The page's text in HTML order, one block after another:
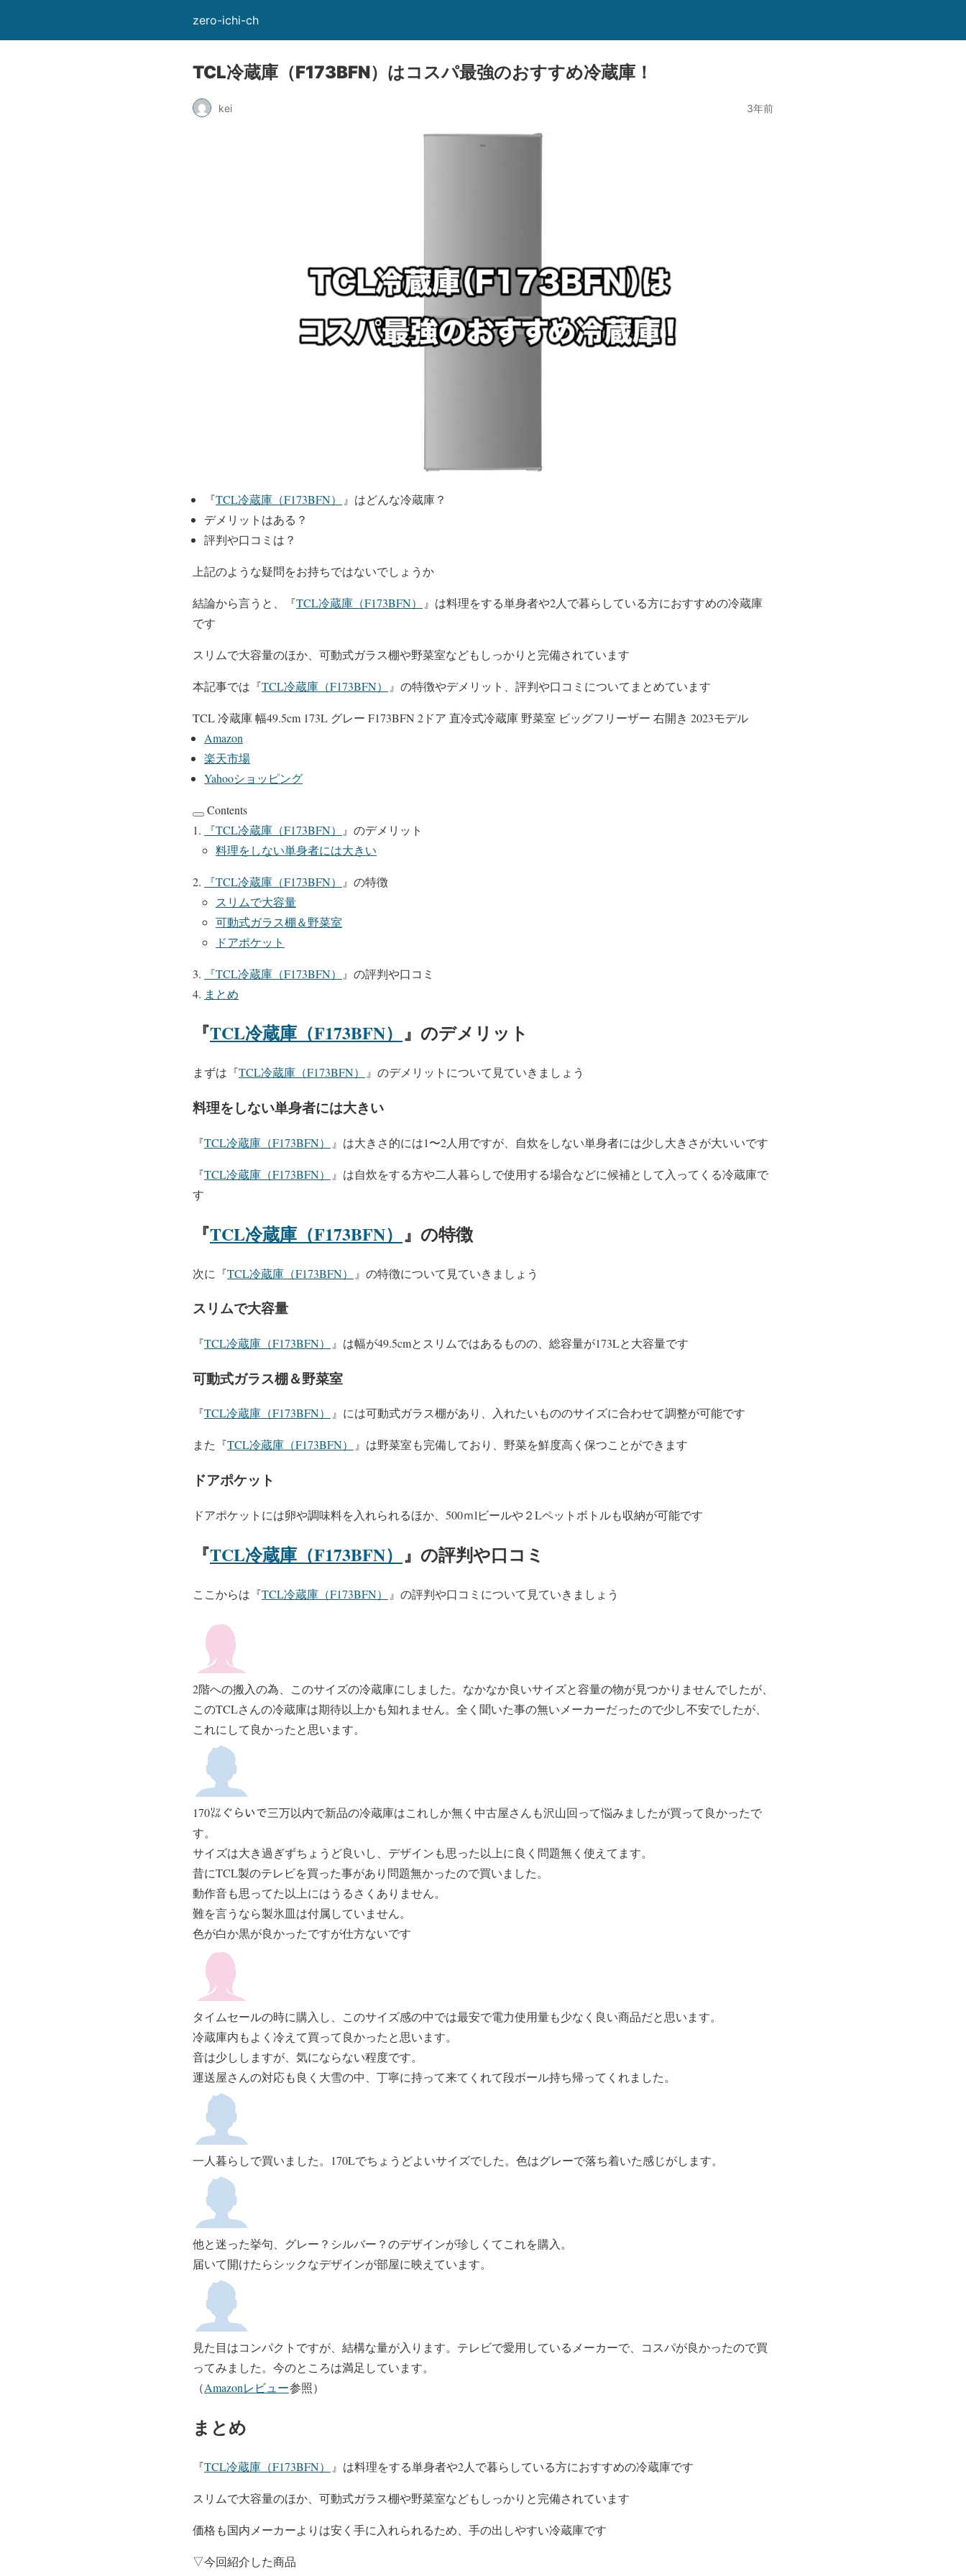
zero-ichi-ch
TCL冷蔵庫（F173BFN）はコスパ最強のおすすめ冷蔵庫！
kei 3年前
『TCL冷蔵庫（F173BFN）
』はどんな冷蔵庫？
デメリットはある？
評判や口コミは？
上記のような疑問をお持ちではないでしょうか
結論から言うと、『TCL冷蔵庫（F173BFN）
』は料理をする単身者や2人で暮らしている方におすすめの冷蔵庫
です
スリムで大容量のほか、可動式ガラス棚や野菜室などもしっかりと完備されています
本記事では『TCL冷蔵庫（F173BFN） 』の特徴やデメリット、評判や口コミについてまとめています
TCL 冷蔵庫 幅49.5cm 173L グレー F173BFN 2ドア 直冷式冷蔵庫 野菜室 ビッグフリーザー 右開き 2023モデル
Amazon
楽天市場
Yahooショッピング
Contents
『TCL冷蔵庫（F173BFN）
』のデメリット
料理をしない単身者には大きい
『TCL冷蔵庫（F173BFN）
』の特徴
スリムで大容量
可動式ガラス棚＆野菜室
ドアポケット
『TCL冷蔵庫（F173BFN）
』の評判や口コミ
まとめ
『TCL冷蔵庫（F173BFN） 』のデメリット
まずは『TCL冷蔵庫（F173BFN） 』のデメリットについて見ていきましょう
料理をしない単身者には大きい
『TCL冷蔵庫（F173BFN） 』は大きさ的には1〜2人用ですが、自炊をしない単身者には少し大きさが大いいです
『TCL冷蔵庫（F173BFN）
』は自炊をする方や二人暮らしで使用する場合などに候補として入ってくる冷蔵庫で
す
『TCL冷蔵庫（F173BFN） 』の特徴
次に『TCL冷蔵庫（F173BFN） 』の特徴について見ていきましょう
スリムで大容量
『TCL冷蔵庫（F173BFN） 』は幅が49.5cmとスリムではあるものの、総容量が173Lと大容量です
可動式ガラス棚＆野菜室
『TCL冷蔵庫（F173BFN） 』には可動式ガラス棚があり、入れたいもののサイズに合わせて調整が可能です
また『TCL冷蔵庫（F173BFN） 』は野菜室も完備しており、野菜を鮮度高く保つことができます
ドアポケット
ドアポケットには卵や調味料を入れられるほか、500ｍlビールや２Lペットボトルも収納が可能です
『TCL冷蔵庫（F173BFN） 』の評判や口コミ
ここからは『TCL冷蔵庫（F173BFN） 』の評判や口コミについて見ていきましょう
2階への搬入の為、このサイズの冷蔵庫にしました。なかなか良いサイズと容量の物が見つかりませんでしたが、
このTCLさんの冷蔵庫は期待以上かも知れません。全く聞いた事の無いメーカーだったので少し不安でしたが、
これにして良かったと思います。
170㍑ぐらいで三万以内で新品の冷蔵庫はこれしか無く中古屋さんも沢山回って悩みましたが買って良かったで
す。
サイズは大き過ぎずちょうど良いし、デザインも思った以上に良く問題無く使えてます。
昔にTCL製のテレビを買った事があり問題無かったので買いました。
動作音も思ってた以上にはうるさくありません。
難を言うなら製氷皿は付属していません。
色が白か黒が良かったですが仕方ないです
タイムセールの時に購入し、このサイズ感の中では最安で電力使用量も少なく良い商品だと思います。
冷蔵庫内もよく冷えて買って良かったと思います。
音は少ししますが、気にならない程度です。
運送屋さんの対応も良く大雪の中、丁寧に持って来てくれて段ボール持ち帰ってくれました。
一人暮らしで買いました。170Lでちょうどよいサイズでした。色はグレーで落ち着いた感じがします。
他と迷った挙句、グレー？シルバー？のデザインが珍しくてこれを購入。
届いて開けたらシックなデザインが部屋に映えています。
見た目はコンパクトですが、結構な量が入ります。テレビで愛用しているメーカーで、コスパが良かったので買
ってみました。今のところは満足しています。
（Amazonレビュー参照）
まとめ
『TCL冷蔵庫（F173BFN） 』は料理をする単身者や2人で暮らしている方におすすめの冷蔵庫です
スリムで大容量のほか、可動式ガラス棚や野菜室などもしっかりと完備されています
価格も国内メーカーよりは安く手に入れられるため、手の出しやすい冷蔵庫です
▽今回紹介した商品